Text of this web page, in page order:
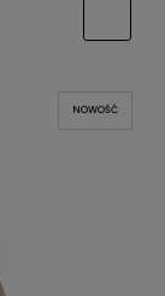
NOWOŚĆ